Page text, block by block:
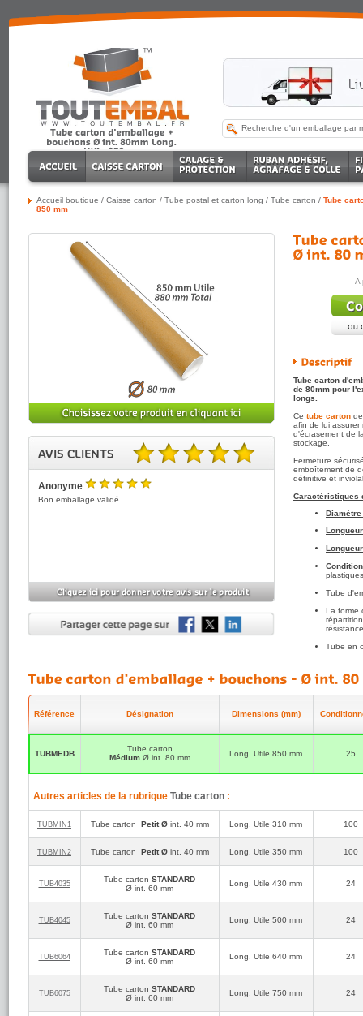
Accueil boutique / Caisse carton / Tube postal et carton long / Tube carton / Tube
850 mm
5.00 sur 5 basé sur 1 note(s).
Anonyme
5
Bon emballage validé.
A
Tube carton
de 80mm pour
longs.
Ce tube carton
afin de lui assurer
d'écrasement de
stockage.
Fermeture
emboîtement de
définitive et
Caractéristiques
Tube
La forme
Tube en
pour
Référence Désignation Dimensions (mm)
TUBMEDB
Tube carton
MédiumØ int. 80 mm Long. Utile 850 mm 25
Autres articles de la rubrique Tube carton :
TUBMIN1 Tube carton Petit Øint. 40 mm Long. Utile 310 mm 100
TUBMIN2 Tube carton Petit Øint. 40 mm Long. Utile 350 mm 100
TUB4035 Tube carton STANDARD
Ø int. 60 mm
Long. Utile 430 mm 24
TUB4045 Tube carton STANDARD
Ø int. 60 mm
Long. Utile 500 mm 24
TUB6064 Tube carton STANDARD
Ø int. 60 mm
Long. Utile 640 mm 24
TUB6075 Tube carton STANDARD
Ø int. 60 mm
Long. Utile 750 mm 24